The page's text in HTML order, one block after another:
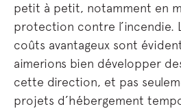
petit à petit, notamment en
protection contre l’incendie.
coûts avantageux sont
aimerions bien développer
cette direction, et pas
projets d’hébergement